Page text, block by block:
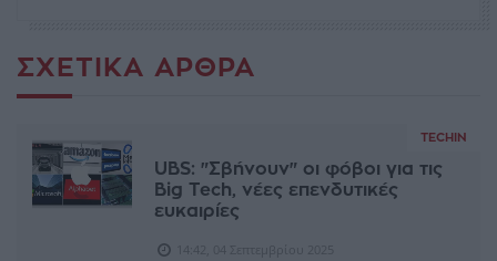
ΣΧΕΤΙΚΆ ΆΡΘΡΑ
TECHIN
UBS: "Σβήνουν" οι φόβοι για τις
Big Tech, νέες επενδυτικές
ευκαιρίες